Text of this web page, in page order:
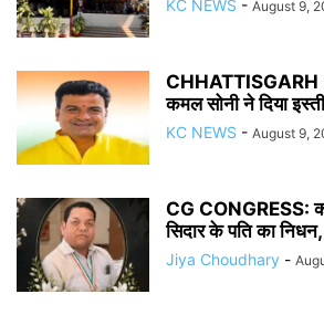
KC NEWS - August 9,
CHHATTISGARH :
कमल सोनी ने दिया
KC NEWS - August 9,
CG CONGRESS:
सिदार के पति का निधन,
Jiya Choudhary -